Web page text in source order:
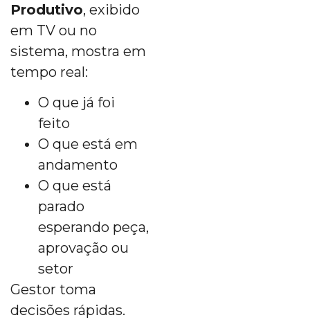
Produtivo, exibido
em TV ou no
sistema, mostra em
tempo real:
O que já foi
feito
O que está em
andamento
O que está
parado
esperando peça,
aprovação ou
setor
Gestor toma
decisões rápidas.